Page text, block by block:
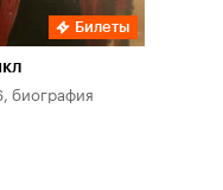
Билеты
биография